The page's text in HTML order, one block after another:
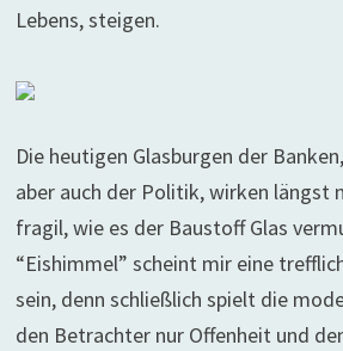
Lebens, steigen.
Die heutigen Glasburgen der
aber auch der Politik, wirken längst
fragil, wie es der Baustoff Glas
“Eishimmel” scheint mir eine
sein, denn schließlich spielt die
den Betrachter nur Offenheit und